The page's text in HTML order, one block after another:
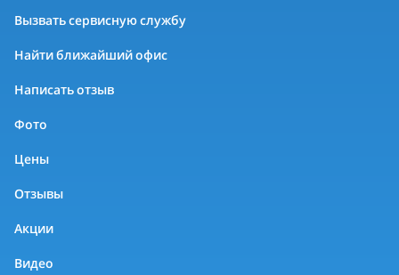
Вызвать сервисную службу
Найти ближайший офис
Написать отзыв
Фото
Цены
Отзывы
Акции
Видео